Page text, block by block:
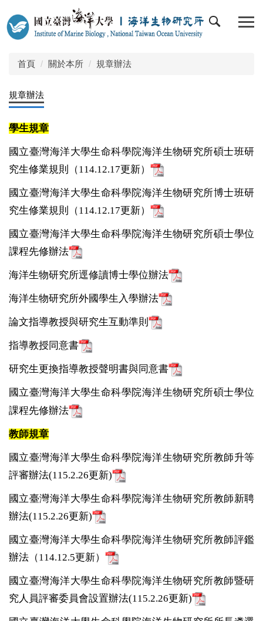
到
主
首頁 關於本所 規章辦法
規章辦法
學生規章
國立臺灣海洋大學生命科學院海洋生物研究所碩士班研
究生修業規則（114.12.17更新）
國立臺灣海洋大學生命科學院海洋生物研究所博士班研
究生修業規則（114.12.17更新）
國立臺灣海洋大學生命科學院海洋生物研究所碩士學位
課程先修辦法
海洋生物研究所逕修讀博士學位辦法
海洋生物研究所外國學生入學辦法
論文指導教授與研究生互動準則
指導教授同意書
研究生更換指導教授聲明書與同意書
國立臺灣海洋大學生命科學院海洋生物研究所碩士學位
課程先修辦法
教師規章
國立臺灣海洋大學生命科學院海洋生物研究所教師升等
評審辦法(115.2.26更新)
國立臺灣海洋大學生命科學院海洋生物研究所教師新聘
辦法(115.2.26更新)
國立臺灣海洋大學生命科學院海洋生物研究所教師評鑑
辦法（114.12.5更新）
國立臺灣海洋大學生命科學院海洋生物研究所教師暨研
究人員評審委員會設置辦法(115.2.26更新)